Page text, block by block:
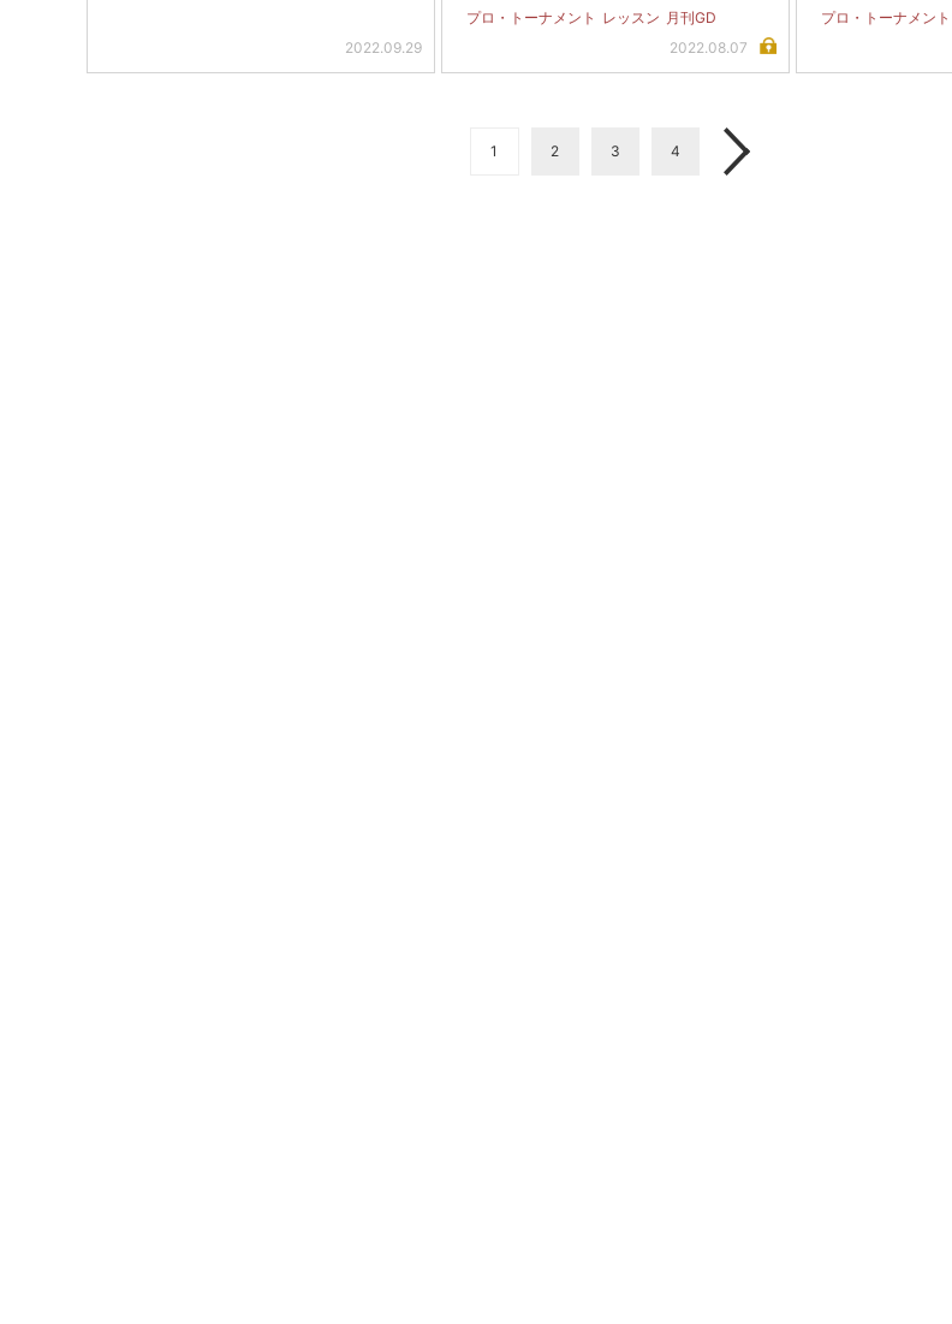
2022.09.29
プロ・トーナメント レッスン 月刊GD
2022.08.07
プロ・トーナメント
1 2 3 4